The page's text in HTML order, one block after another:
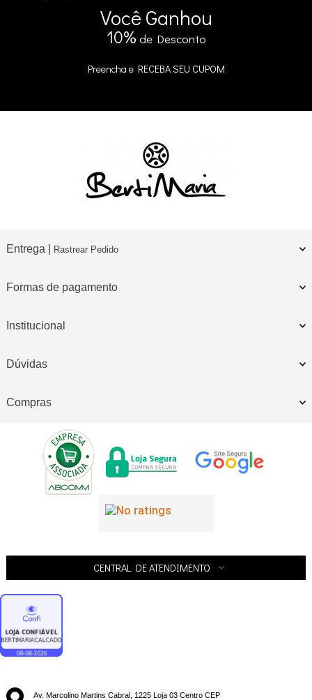
5% DE DESCONTO no Pix e Boleto
Você Ganhou
10% de Desconto
Preencha e RECEBA SEU CUPOM
Entrega | Rastrear Pedido
Formas de pagamento
Institucional
Dúvidas
Compras
CENTRAL DE ATENDIMENTO
Av. Marcolino Martins Cabral, 1225 Loja 03 Centro CEP